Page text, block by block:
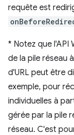
requête est
* Notez que l'API
de la pile réseau
d'URL peut être
exemple, pour
individuelles à
gérée par la pile
réseau. C'est